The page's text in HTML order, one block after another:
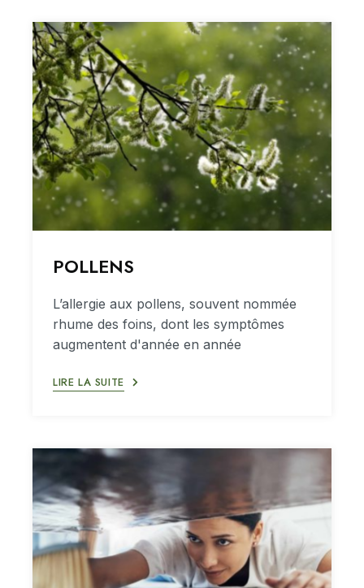
POLLENS
L’allergie aux pollens, souvent nommée
rhume des foins, dont les symptômes
augmentent d'année en année
LIRE LA SUITE